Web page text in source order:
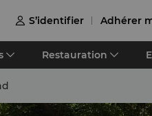
 S’identifier Adhérer
Restauration